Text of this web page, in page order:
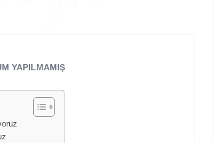
YAPILMAMIŞ